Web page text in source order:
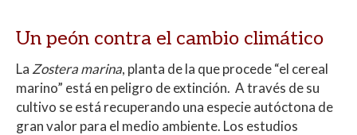
Un peón contra el cambio climático
La Zostera marina, planta de la que procede “el cereal
marino” está en peligro de extinción. A través de su
cultivo se está recuperando una especie autóctona de
gran valor para el medio ambiente. Los estudios